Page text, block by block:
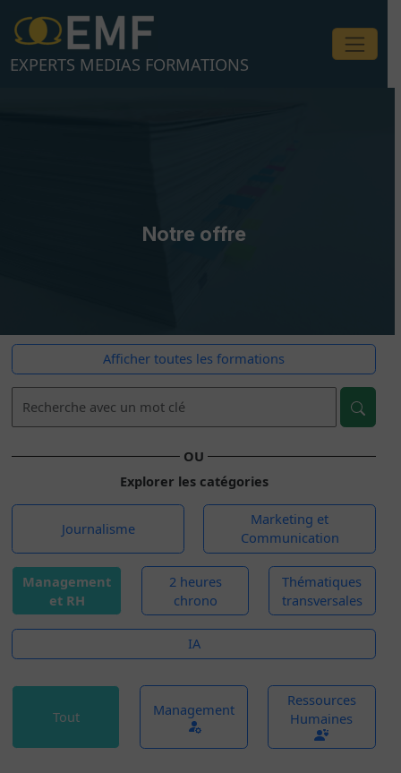
contenu
EXPERTS MEDIAS FORMATIONS
Notre offre
Afficher toutes les formations
OU
Explorer les catégories
Journalisme
Marketing et
Communication
Management
et RH
2 heures
chrono
Thématiques
transversales
IA
Tout Management
Ressources
Humaines